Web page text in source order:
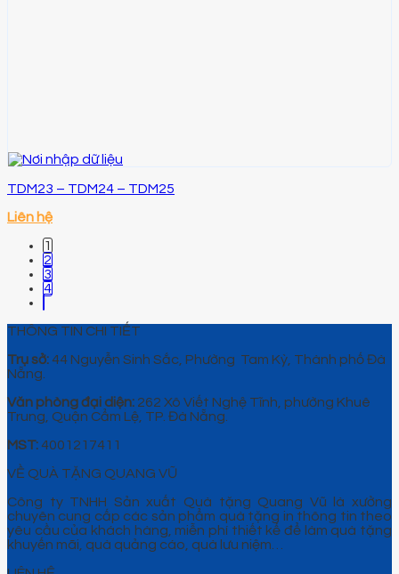
TDM23 – TDM24 – TDM25
Liên hệ
1
2
3
4
THÔNG TIN CHI TIẾT
Trụ sở: 44 Nguyễn Sinh Sắc, Phường Tam Kỳ, Thành phố Đà
Nẵng.
Văn phòng đại diện: 262 Xô Viết Nghệ Tĩnh, phường Khuê
Trung, Quận Cẩm Lệ, TP. Đà Nẵng.
MST: 4001217411
VỀ QUÀ TẶNG QUANG VŨ
Công ty TNHH Sản xuất Quà tặng Quang Vũ là xưởng
chuyên cung cấp các sản phẩm quà tặng in thông tin theo
yêu cầu của khách hàng, miễn phí thiết kế để làm quà tặng
khuyến mãi, quà quảng cáo, quà lưu niệm…